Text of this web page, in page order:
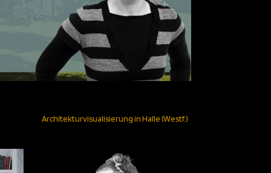
Architekturvisualisierung in Halle (Westf.)